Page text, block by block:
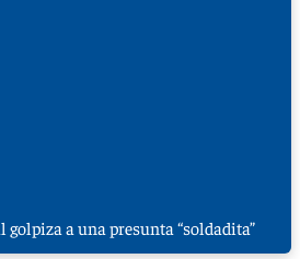
a una presunta “soldadita”